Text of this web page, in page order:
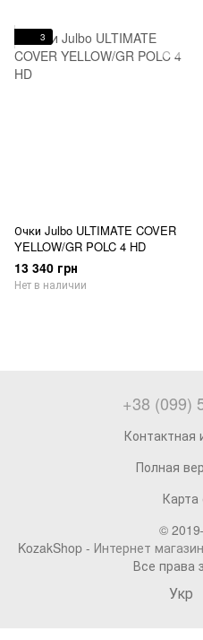
3
Очки Julbo ULTIMATE COVER
YELLOW/GR POLC 4 HD
13 340 грн
Нет в наличии
+38 (099)
Контактная
Полная
Карта
©
KozakShop - Интернет
Все права
Укр